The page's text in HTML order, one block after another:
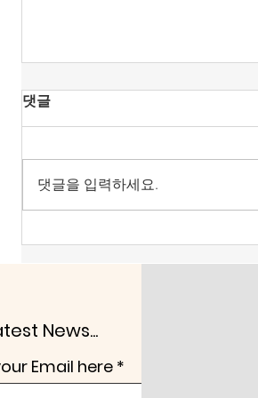
[조맹기 논평] 한국은행 발권
한 그들이 아닌가? 〱주식·부동산
이어 ‘폐버스 주택’, 청년층 분노 두
특파원(08.10), 〈이란 “미군 떠나
댓글
댓글을 입력하세요.
News...
Email here